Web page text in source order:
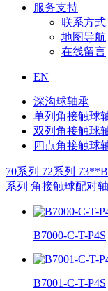
服务支持
联系方式
地图导航
在线留言
EN
深沟球轴承
单列角接触球
双列角接触球
四点角接触球
70系列 72系列
系列 角接触球配对
B7000-C-T-P4S
B7001-C-T-P4S